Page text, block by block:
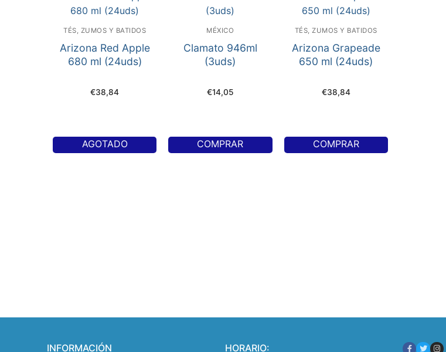
TÉS, ZUMOS Y BATIDOS
Arizona Red Apple
680 ml (24uds)
€38,84
AGOTADO
MÉXICO
Clamato 946ml
(3uds)
€14,05
COMPRAR
TÉS, ZUMOS Y BATIDOS
Arizona Grapeade
650 ml (24uds)
€38,84
COMPRAR
INFORMACIÓN HORARIO: